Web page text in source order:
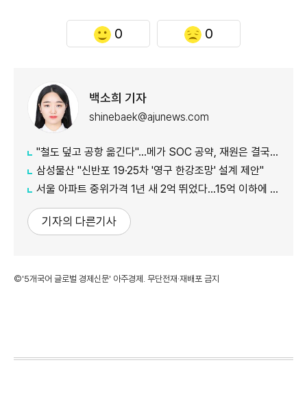
0 0
백소희 기자
shinebaek@ajunews.com
"철도 덮고 공항 옮긴다"…메가 SOC 공약, 재원은 결국 '땅'
삼성물산 "신반포 19·25차 '영구 한강조망' 설계 제안"
서울 아파트 중위가격 1년 새 2억 뛰었다…15억 이하에 실수요 몰려
기자의 다른기사
©'5개국어 글로벌 경제신문' 아주경제. 무단전재·재배포 금지